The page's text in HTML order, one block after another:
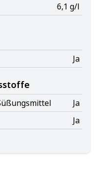
6,1 g/l
Ja
Ja
Ja